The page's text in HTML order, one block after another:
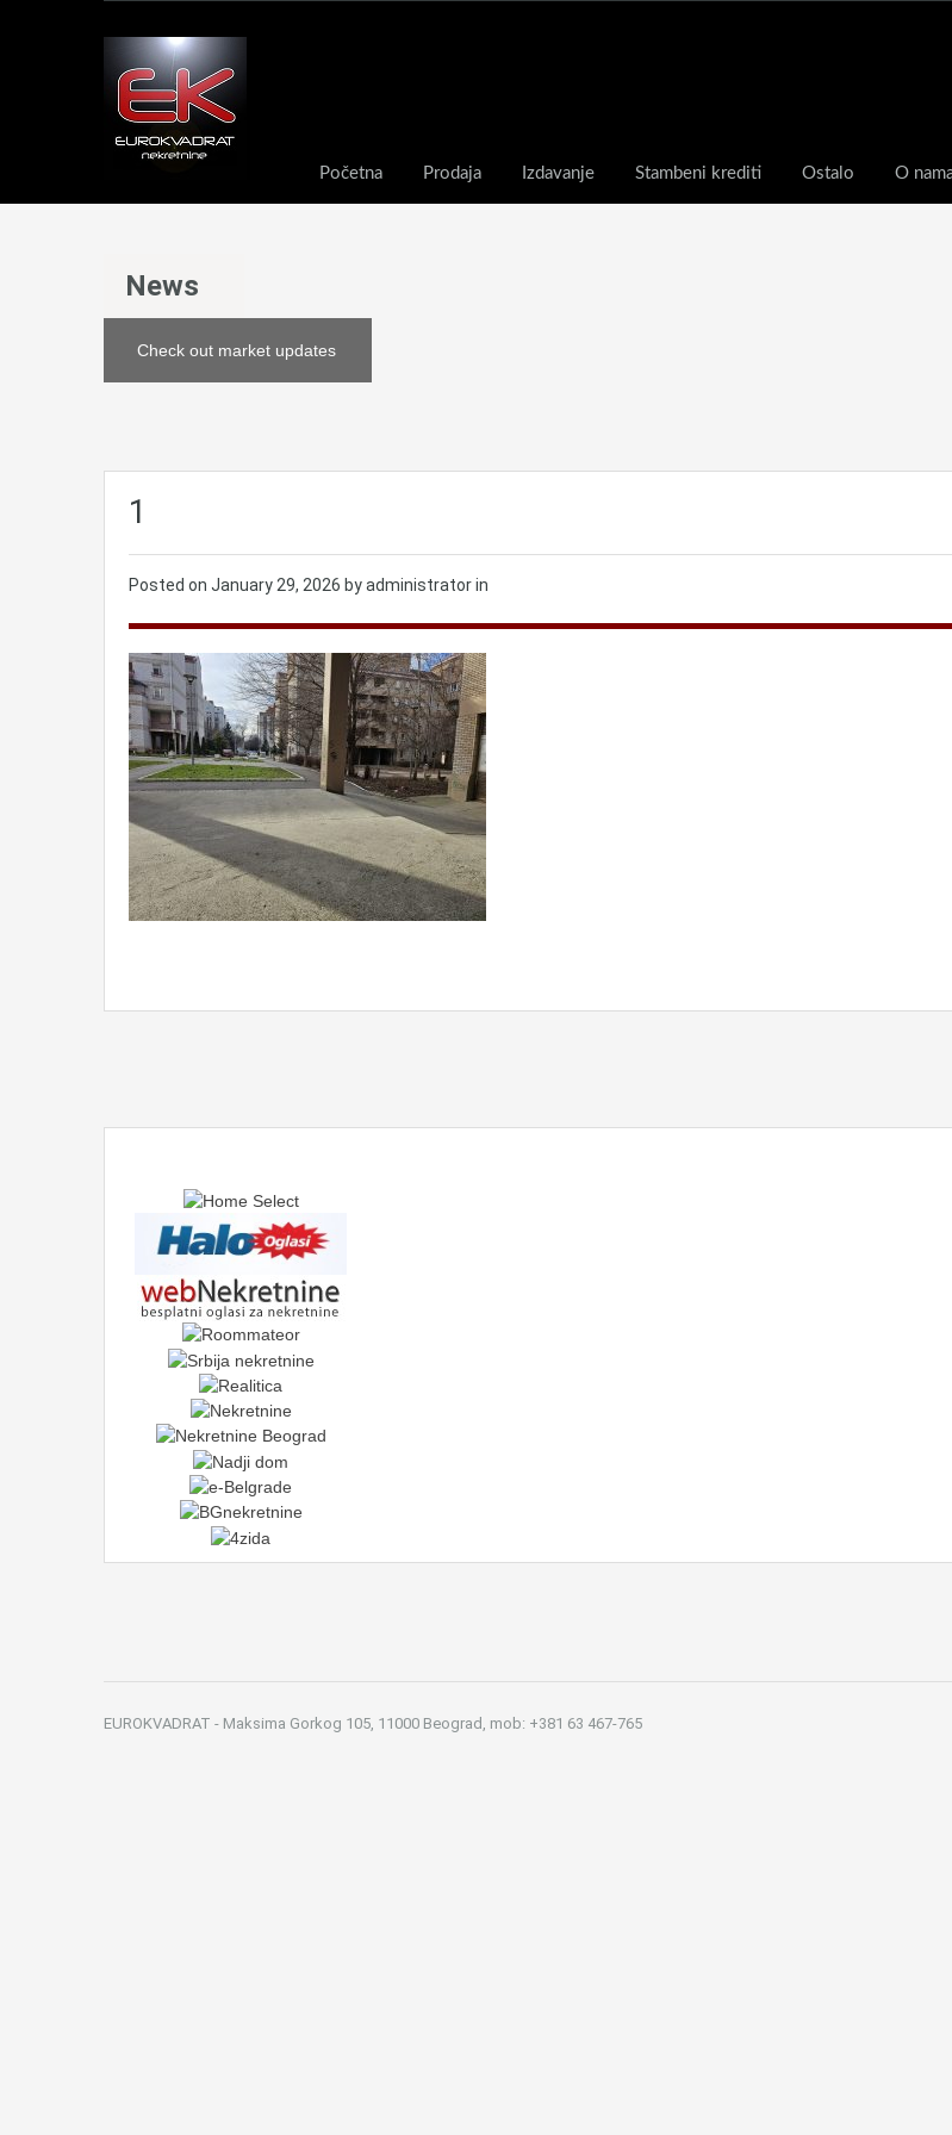
Početna Prodaja Izdavanje Stambeni krediti Ostalo O
News
Check out market updates
1
Posted on January 29, 2026 by administrator in
EUROKVADRAT - Maksima Gorkog 105, 11000 Beograd, mob: +381 63 467-765